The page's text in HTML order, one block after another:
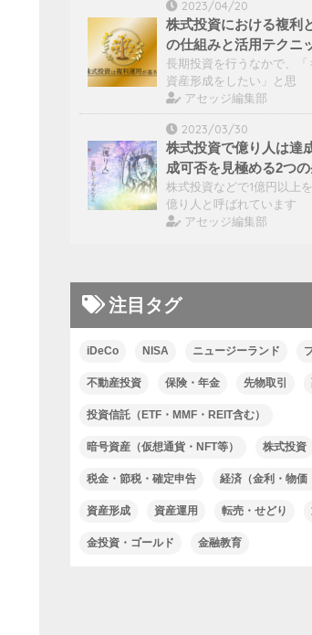
2023/04/20
株式投資における複利
の仕組みと活用テクニ
長期投資を行うなかで、「
資産形成をしたい」と思
アセッジ編集部
2023/03/30
株式投資で億り人は達
成可否を見極める2つ
株式投資などで1億円以上
億り人と呼ばれています
アセッジ編集部
注目タグ
iDeCo NISA ニュージーランド
不動産投資 保険・年金 先物取引
投資信託（ETF・MMF・REIT含む）
暗号資産（仮想通貨・NFT等） 株式投資
税金・節税・確定申告 経済（金利・物価
資産形成 資産運用 転売・せどり
金投資・ゴールド 金融教育